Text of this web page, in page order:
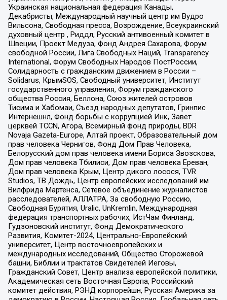
Украинская национальная федерация Канады,
Декабристы, Международный научный центр им Вудро
Вильсона, Свободная пресса, Возрождение, Всеукраинский
духовный центр , Риддл, Русский антивоенный комитет в
Швеции, Проект Медуза, Фонд Андрея Сахарова, Форум
свободной России, Лига Свободных Наций, Transparеncy
International, Форум Свободных Народов ПостРоссии,
Солидарность с гражданским движением в России –
Solidarus, КрымSOS, Свободный университет, Институт
государственного управления, Форум гражданского
общества Россия, Беллона, Союз жителей островов
Тисима и Хабомаи, Съезд народных депутатов, Гринпис
Интернешнл, Фонд борьбы с коррупцией Инк, Завет
церквей TCCN, Агора, Всемирный фонд природы, BDR
Novaja Gazeta-Europe, Алтай проект, Образовательный дом
прав человека Чернигов, Фонд Дом Прав Человека,
Белорусский дом прав человека имени Бориса Звозскова,
Дом прав человека Тбилиси, Дом прав человека Ереван,
Дом прав человека Крым, Центр дикого лосося, TVR
Studios, ТВ Дождь, Центр европейских исследований им
Вилфрида Мартенса, Сетевое объединение журналистов
расследователей, АЛЛАТРА, За свободную Россию,
Свободная Бурятия, Uralic, UnKremlin, Международная
федерация транспортных рабочих, ИстЧам Финланд,
Гудзоновский институт, Фонд Демократического
Развития, Комитет-2024, Центрально-Европейский
университет, Центр восточноевропейских и
международных исследований, Общество Сторожевой
башни, Библии и трактатов Свидетелей Иеговы,
Гражданский Совет, Центр анализа европейской политики,
Академическая сеть Восточная Европа, Российский
комитет действия, РЭНД корпорейшн, Русская Америка за